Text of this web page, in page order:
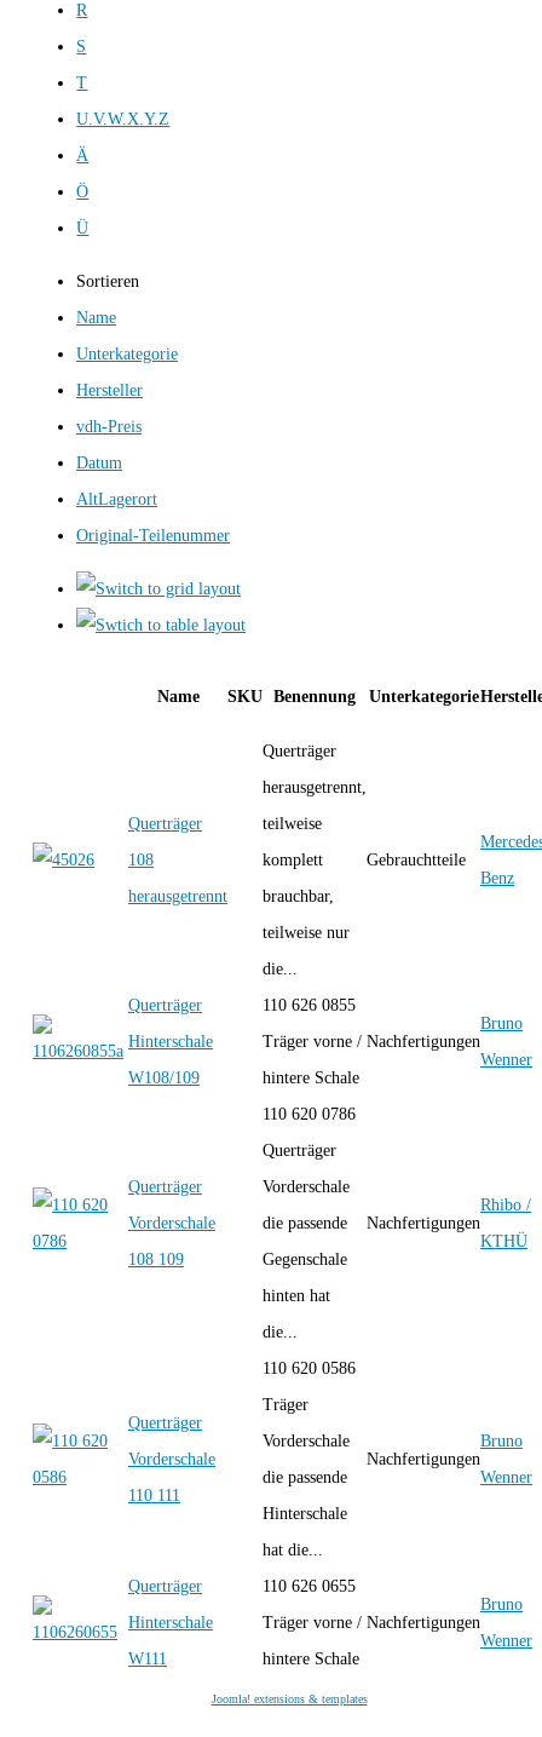
R
S
T
U.V.W.X.Y.Z
Ä
Ö
Ü
Sortieren
Name
Unterkategorie
Hersteller
vdh-Preis
Datum
AltLagerort
Original-Teilenummer
Name SKU Benennung Unterkategorie
Querträger
108
herausgetrennt
Querträger
herausgetrennt,
teilweise
komplett
brauchbar,
teilweise nur
die...
Gebrauchtteile
Benz
Querträger
Hinterschale
W108/109
110 626 0855
Träger vorne /
hintere Schale
Nachfertigungen
Bruno
Wenner
Querträger
Vorderschale
108 109
110 620 0786
Querträger
Vorderschale
die passende
Gegenschale
hinten hat
die...
Nachfertigungen
Rhibo /
KTHÜ
Querträger
Vorderschale
110 111
110 620 0586
Träger
Vorderschale
die passende
Hinterschale
hat die...
Nachfertigungen
Bruno
Wenner
Querträger
Hinterschale
W111
110 626 0655
Träger vorne /
hintere Schale
Nachfertigungen
Bruno
Wenner
Joomla! extensions & templates